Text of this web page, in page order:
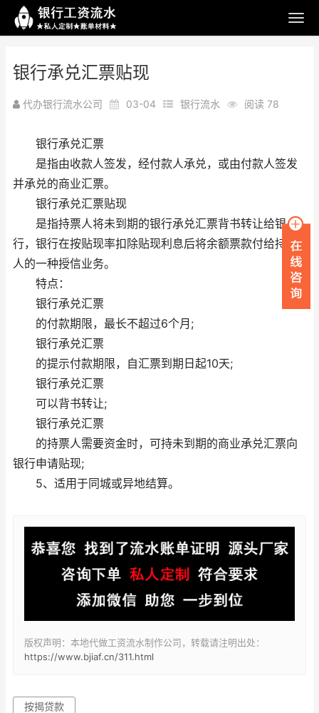
银行承兑汇票贴现
代办银行流水公司 03-04 银行流水 阅读 78
银行承兑汇票
是指由收款人签发，经付款人承兑，或由付款人签发
并承兑的商业汇票。
银行承兑汇票贴现
是指持票人将未到期的银行承兑汇票背书转让给银
行，银行在按贴现率扣除贴现利息后将余额票款付给持票
人的一种授信业务。
特点：
银行承兑汇票
的付款期限，最长不超过6个月;
银行承兑汇票
的提示付款期限，自汇票到期日起10天;
银行承兑汇票
可以背书转让;
银行承兑汇票
的持票人需要资金时，可持未到期的商业承兑汇票向
银行申请贴现;
5、适用于同城或异地结算。
版权声明：本地代做工资流水制作公司，转载请注明出处：
https://www.bjiaf.cn/311.html
按揭贷款